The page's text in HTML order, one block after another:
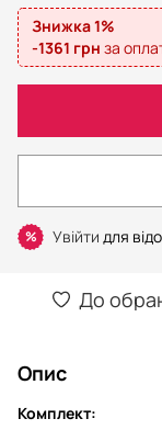
Знижка 1%
-1361 грн за
% Увійти для
До
Опис
Комплект: